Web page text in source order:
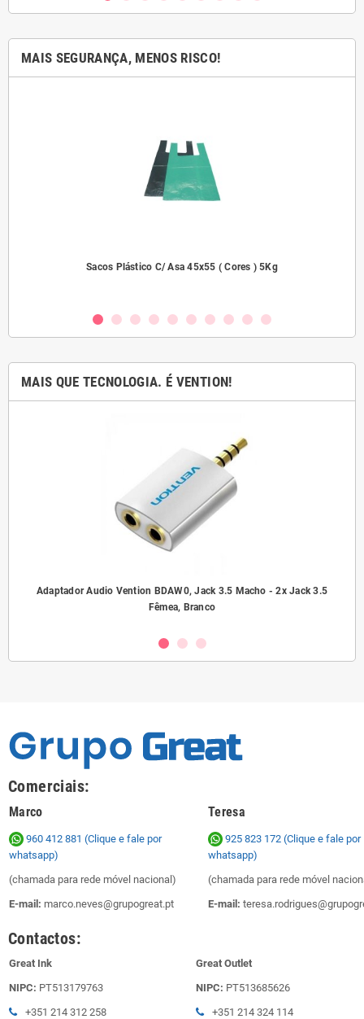
MAIS SEGURANÇA, MENOS RISCO!
Sacos Plástico C/ Asa 45x55 ( Cores ) 5Kg
MAIS QUE TECNOLOGIA. É VENTION!
Adaptador Audio Vention BDAW0, Jack 3.5 Macho - 2x Jack 3.5
Fêmea, Branco
Comerciais:
Marco Teresa
960 412 881 (Clique e fale por
whatsapp)
(chamada para rede móvel nacional)
E-mail: marco.neves@grupogreat.pt
925 823 172 (Clique e fale por
whatsapp)
(chamada para rede móvel
E-mail:
Contactos:
Great Ink
NIPC: PT513179763
+351 214 312 258
Great Outlet
NIPC: PT513685626
+351 214 324 114